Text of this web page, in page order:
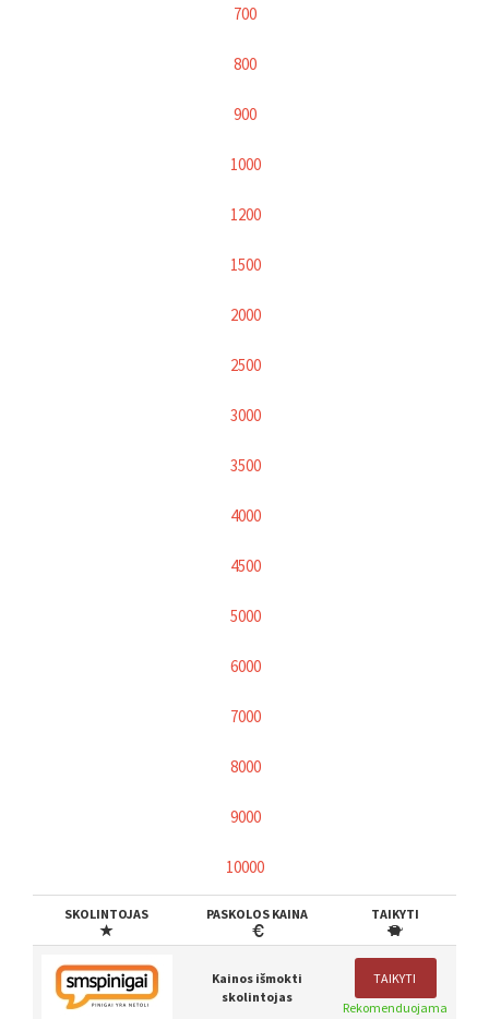
700
800
900
1000
1200
1500
2000
2500
3000
3500
4000
4500
5000
6000
7000
8000
9000
10000
SKOLINTOJAS PASKOLOS KAINA TAIKYTI
Kainos išmokti
skolintojas
TAIKYTI
Rekomenduojama